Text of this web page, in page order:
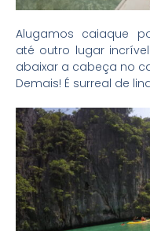
Alugamos caiaque
até outro lugar incrível:
abaixar a cabeça no
Demais! É surreal de